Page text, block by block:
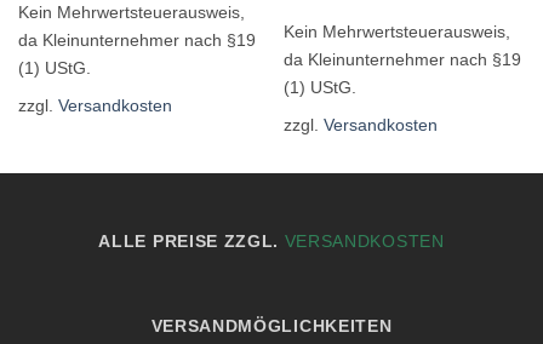
Kein Mehrwertsteuerausweis,
da Kleinunternehmer nach §19
(1) UStG.
zzgl. Versandkosten
Kein Mehrwertsteuerausweis,
da Kleinunternehmer nach §19
(1) UStG.
zzgl. Versandkosten
ALLE PREISE ZZGL. VERSANDKOSTEN
VERSANDMÖGLICHKEITEN